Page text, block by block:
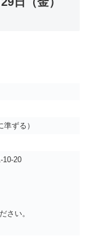
ずる）
10-20
さい。